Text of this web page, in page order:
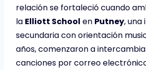
relación se fortaleció cuando
la Elliott School en Putney, una
secundaria con orientación
años, comenzaron a
canciones por correo